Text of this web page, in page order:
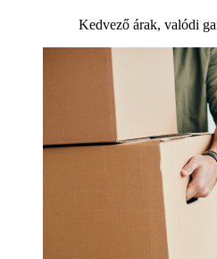
Kedvező árak, valódi